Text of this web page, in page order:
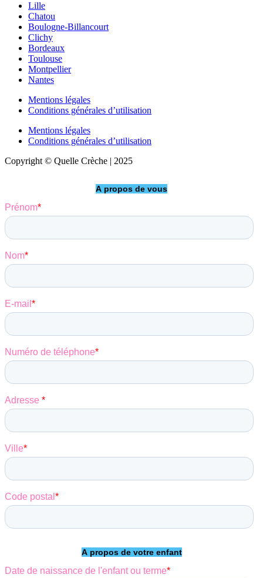
Lille
Chatou
Boulogne-Billancourt
Clichy
Bordeaux
Toulouse
Montpellier
Nantes
Mentions légales
Conditions générales d’utilisation
Mentions légales
Conditions générales d’utilisation
Copyright © Quelle Crèche | 2025